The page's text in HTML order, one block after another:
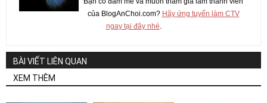
của BlogAnChoi.com? Hãy ứng tuyển làm CTV
ngay tại đây nhé.
BÀI VIẾT LIÊN QUAN
XEM THÊM